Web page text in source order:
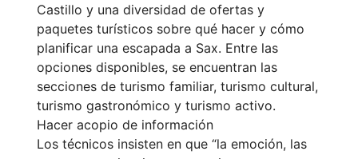
Castillo y una diversidad de ofertas y
paquetes turísticos sobre qué hacer y cómo
planificar una escapada a Sax. Entre las
opciones disponibles, se encuentran las
secciones de turismo familiar, turismo cultural,
turismo gastronómico y turismo activo.
Hacer acopio de información
Los técnicos insisten en que “la emoción, las